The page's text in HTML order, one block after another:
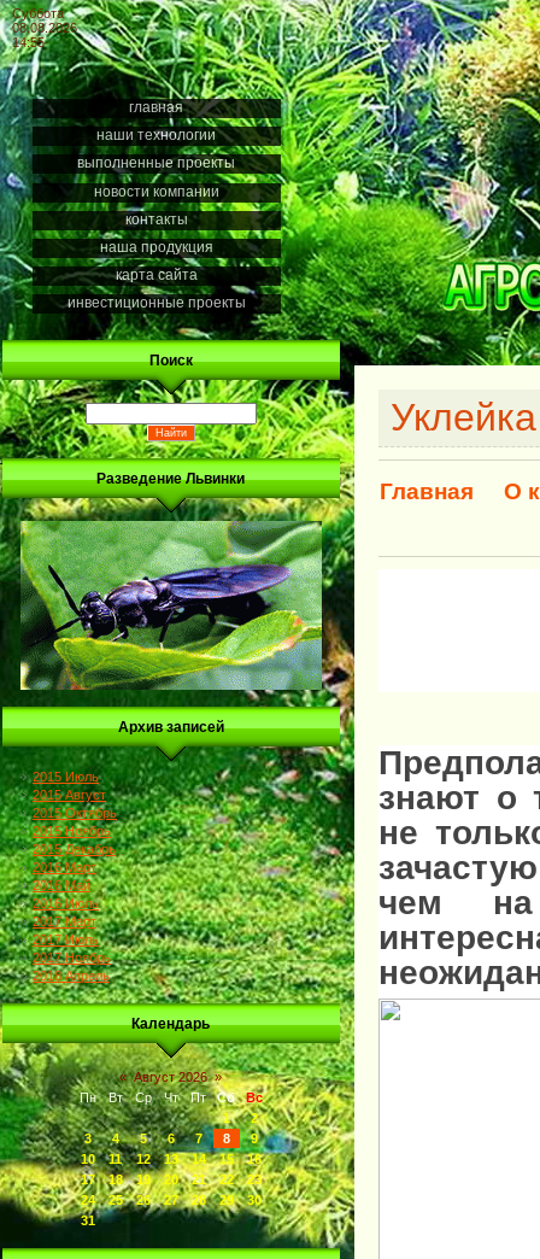
Суббота
08.08.2026
14:55
главная
наши технологии
выполненные проекты
новости компании
контакты
наша продукция
карта сайта
инвестиционные проекты
Поиск
Разведение Львинки
Архив записей
2015 Июль
2015 Август
2015 Октябрь
2015 Ноябрь
2015 Декабрь
2016 Март
2016 Май
2016 Июль
2017 Март
2017 Июль
2017 Ноябрь
2018 Апрель
Календарь
« Август 2026 »
Пн
Вт Ср Чт Пт Сб
Вс
1
2
3
4 5 6 7 8
9
10
11 12 13 14 15
16
17
18 19 20 21 22
23
24
25 26 27 28 29
30
31
Главная О
знают о
не
чем на